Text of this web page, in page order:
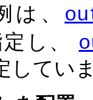
は、
し、
してい